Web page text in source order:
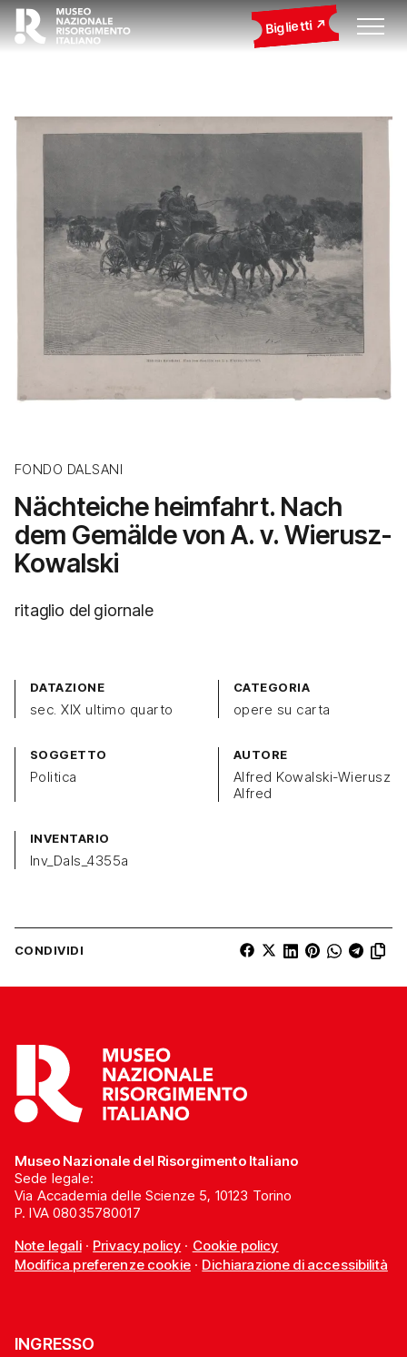
Biglietti
FONDO DALSANI
Nächteiche heimfahrt. Nach
dem Gemälde von A. v. Wierusz-
Kowalski
ritaglio del giornale
DATAZIONE
sec. XIX ultimo quarto
CATEGORIA
opere su carta
SOGGETTO
Politica
AUTORE
Alfred Kowalski-Wierusz
Alfred
INVENTARIO
Inv_Dals_4355a
CONDIVIDI
Museo Nazionale del Risorgimento Italiano
Sede legale:
Via Accademia delle Scienze 5, 10123 Torino
P. IVA 08035780017
Note legali· Privacy policy · Cookie policy
Modifica preferenze cookie· Dichiarazione di accessibilità
INGRESSO